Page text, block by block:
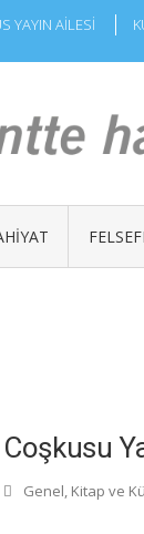
YAYIN AİLESİ
Genel, Kitap ve